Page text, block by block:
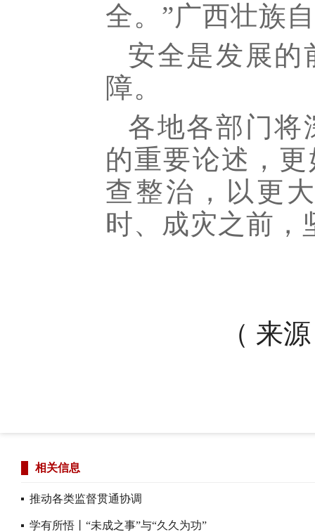
全。”广西壮族
安全是发展的
障。
各地各部门将
的重要论述，
查整治，以更
时、成灾之前，
（ 来
相关信息
推动各类监督贯通协调
学有所悟丨“未成之事”与“久久为功”